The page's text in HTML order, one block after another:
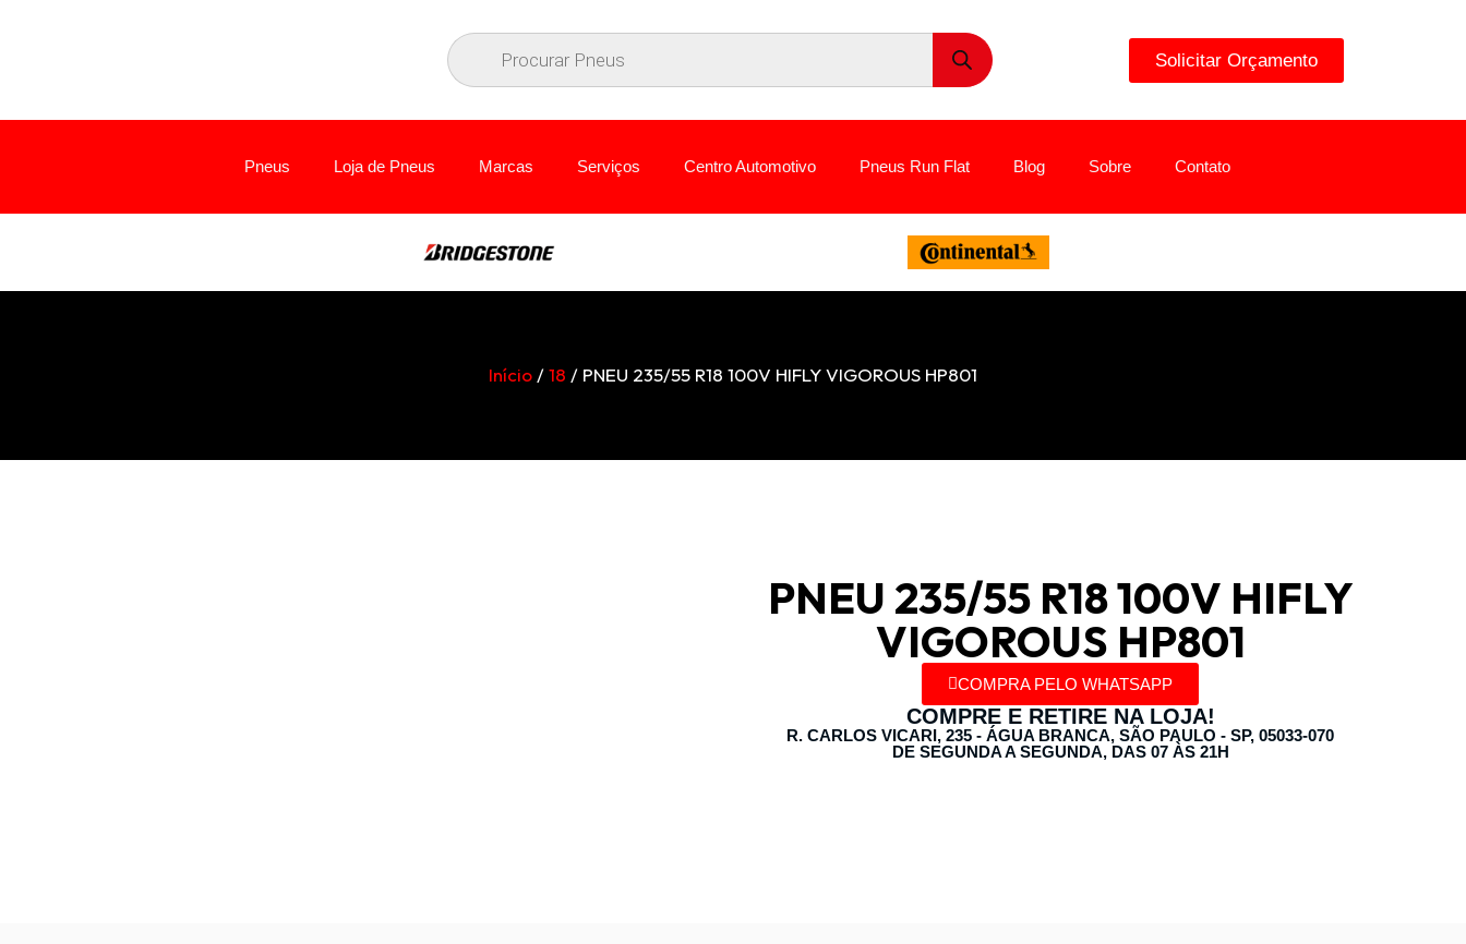
Solicitar Orçamento
Pneus Loja de Pneus Marcas Serviços Centro Automotivo Pneus Run Flat Blog Sobre Contato
Início /18 / PNEU 235/55 R18 100V HIFLY VIGOROUS HP801
PNEU 235/55 R18 100V HIFLY
VIGOROUS HP801
COMPRA PELO WHATSAPP
COMPRE E RETIRE NA LOJA!
R. CARLOS VICARI, 235 - ÁGUA BRANCA, SÃO PAULO - SP, 05033-070
DE SEGUNDA A SEGUNDA, DAS 07 ÀS 21H